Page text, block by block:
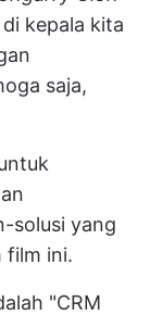
kepala kita
saja,
solusi yang
film ini.
"CRM